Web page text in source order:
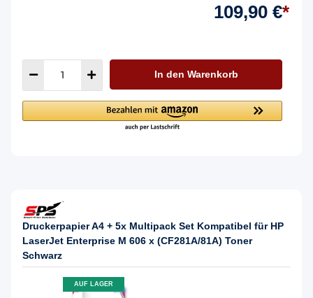
109,90 €*
In den Warenkorb
Druckerpapier A4 + 5x Multipack Set Kompatibel für HP
LaserJet Enterprise M 606 x (CF281A/81A) Toner
Schwarz
AUF LAGER